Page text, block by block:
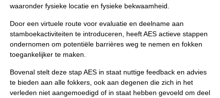
waaronder fysieke locatie en fysieke bekwaamheid.
Door een virtuele route voor evaluatie en deelname aan
stamboekactiviteiten te introduceren, heeft AES actieve stappen
ondernomen om potentiële barrières weg te nemen en fokken
toegankelijker te maken.
Bovenal stelt deze stap AES in staat nuttige feedback en advies
te bieden aan alle fokkers, ook aan degenen die zich in het
verleden niet aangemoedigd of in staat hebben gevoeld om deel